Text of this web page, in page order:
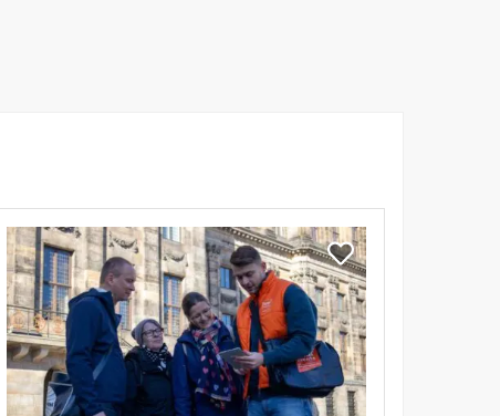
Bekijk
Citygame
Amsterdam
Bekijk
Citygame
Amsterdam